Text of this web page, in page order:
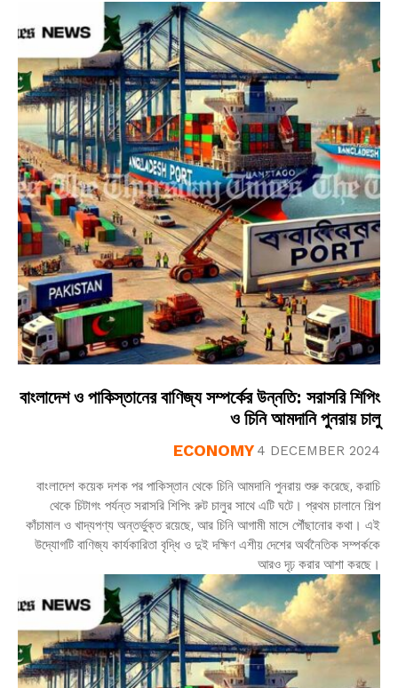
বাংলাদেশ ও পাকিস্তানের বাণিজ্য সম্পর্কের উন্নতি: সরাসরি শিপিং
ও চিনি আমদানি পুনরায় চালু
ECONOMY 4 DECEMBER 2024
বাংলাদেশ কয়েক দশক পর পাকিস্তান থেকে চিনি আমদানি পুনরায় শুরু করেছে, করাচি
থেকে চিটাগং পর্যন্ত সরাসরি শিপিং রুট চালুর সাথে এটি ঘটে। প্রথম চালানে শিল্প
কাঁচামাল ও খাদ্যপণ্য অন্তর্ভুক্ত রয়েছে, আর চিনি আগামী মাসে পৌঁছানোর কথা। এই
উদ্যোগটি বাণিজ্য কার্যকারিতা বৃদ্ধি ও দুই দক্ষিণ এশীয় দেশের অর্থনৈতিক সম্পর্ককে
আরও দৃঢ় করার আশা করছে।